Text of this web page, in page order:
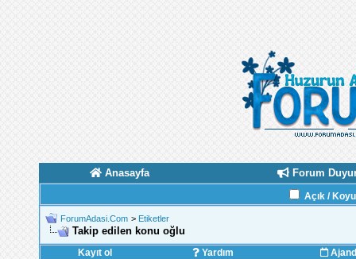
Anasayfa Forum
Açık /
ForumAdasi.Com > Etiketler
Takip edilen konu oğlu
Kayıt ol Yardım